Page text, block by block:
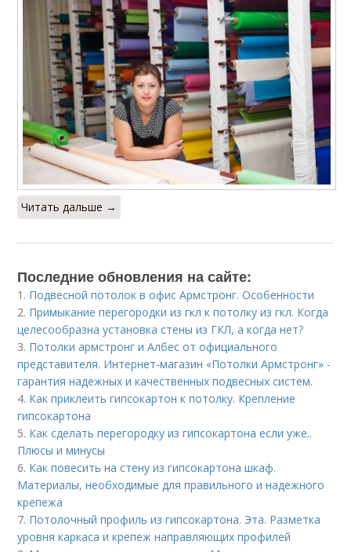
Читать дальше →
Последние обновления на сайте:
1. Подвесной потолок в офис Армстронг. Особенности
2. Примыкание перегородки из гкл к потолку из гкл. Когда
целесообразна установка стены из ГКЛ, а когда нет?
3. Потолки армстронг и Албес от официального
представителя. Интернет-магазин «Потолки Армстронг» -
гарантия надежных и качественных подвесных систем.
4. Как приклеить гипсокартон к потолку. Крепление
гипсокартона
5. Как сделать перегородку из гипсокартона если уже..
Плюсы и минусы
6. Как повесить на стену из гипсокартона шкаф.
Материалы, необходимые для правильного и надежного
крепежа
7. Потолочный профиль из гипсокартона. Эта. Разметка
уровня каркаса и крепеж направляющих профилей